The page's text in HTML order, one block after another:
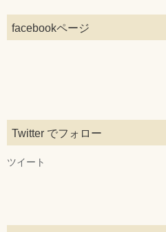
facebookページ
Twitter でフォロー
ツイート